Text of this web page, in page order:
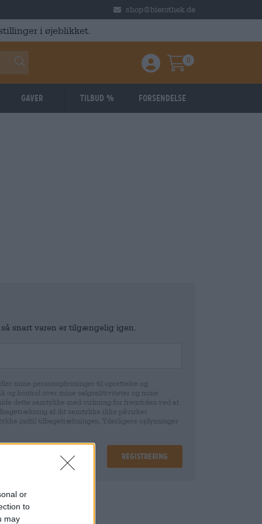
or
to
may
shop@bierothek.de
i øjeblikket.
Einloggen / Anmelden
Warenkorb
0
Gaver Tilbud % Forsendelse
snart varen er tilgængelig igen.
mine personoplysninger til oprettelse og
og kontrol over mine salgsaktiviteter og mine
dette samtykke med virkning for fremtiden ved at
af dit samtykke ikke påvirker
indtil tilbagetrækningen. Yderligere oplysninger
Registrering